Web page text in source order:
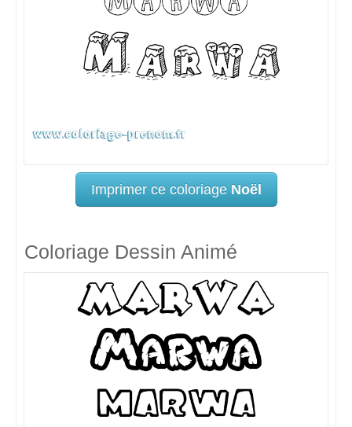
Imprimer ce coloriage Noël
Coloriage Dessin Animé